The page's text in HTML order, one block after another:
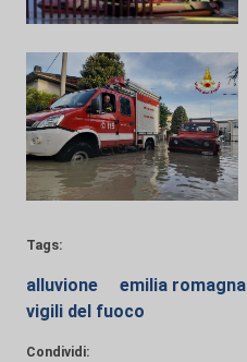
Tags:
alluvione emilia romagna
vigili del fuoco
Condividi: